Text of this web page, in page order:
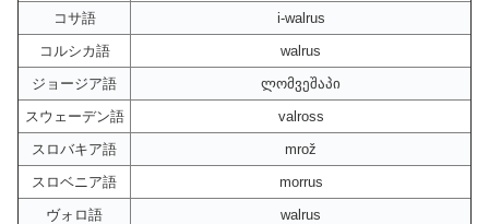
コサ語
i-walrus
コルシカ語
walrus
ジョージア語
ლომვეშაპი
スウェーデン語
valross
スロバキア語
mrož
スロベニア語
morrus
ヴォロ語
walrus